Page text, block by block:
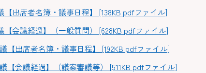
【出席者名簿・議事日程】 [138KB pdfファイル]
【会議経過】（一般質問） [628KB pdfファイル]
【出席者名簿・議事日程】 [192KB pdfファイル]
【会議経過】（議案審議等） [511KB pdfファイル]